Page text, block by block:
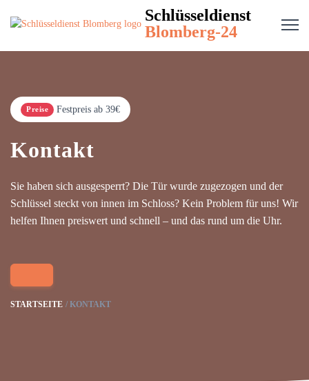
Schlüsseldienst
Blomberg-24
Preise Festpreis ab 39€
Kontakt
Sie haben sich ausgesperrt? Die Tür wurde zugezogen und der
Schlüssel steckt von innen im Schloss? Kein Problem für uns! Wir
helfen Ihnen preiswert und schnell – und das rund um die Uhr.
STARTSEITE KONTAKT